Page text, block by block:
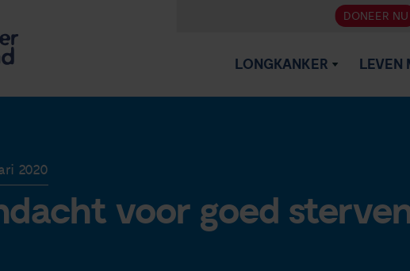
DONEER NU
LONGKANKER LEVEN
2020
voor goed